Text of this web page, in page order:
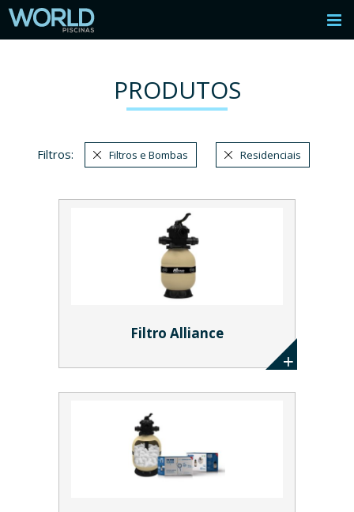
PRODUTOS
Filtros: Filtros e Bombas Residenciais
Filtro Alliance